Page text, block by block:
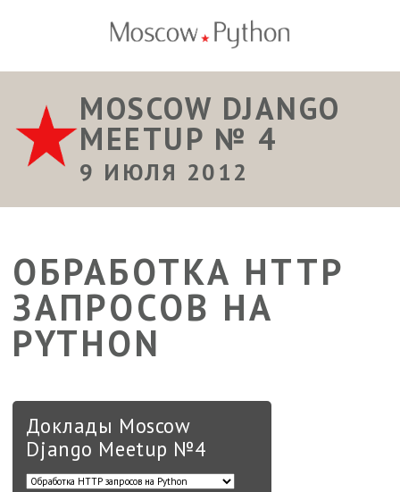
MOSCOW DJANGO
MEETUP № 4
9 ИЮЛЯ 2012
ОБРАБОТКА HTTP
ЗАПРОСОВ НА
PYTHON
Доклады Moscow
Django Meetup №4